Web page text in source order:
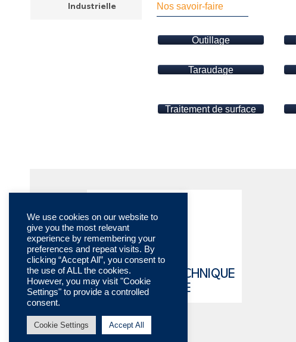
Industrielle
Nos savoir-faire
Outillage
Taraudage
Traitement de surface
CATALOGUE TECHNIQUE
EN LIGNE
We use cookies on our website to
give you the most relevant
experience by remembering your
preferences and repeat visits. By
clicking “Accept All”, you consent to
the use of ALL the cookies.
However, you may visit "Cookie
Settings" to provide a controlled
consent.
Cookie Settings Accept All